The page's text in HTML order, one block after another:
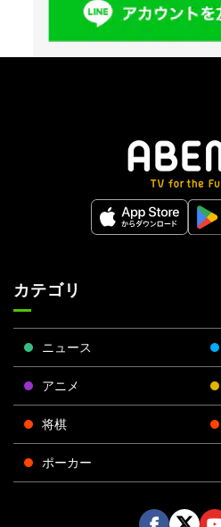
カテゴリ
ニュース
アニメ
将棋
ポーカー